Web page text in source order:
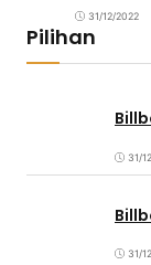
31/12/2022
Pilihan
31/
31/